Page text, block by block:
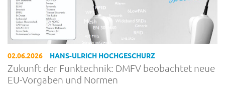
02.06.2026 HANS-ULRICH HOCHGESCHURZ
Zukunft der Funktechnik: DMFV beobachtet neue
EU-Vorgaben und Normen